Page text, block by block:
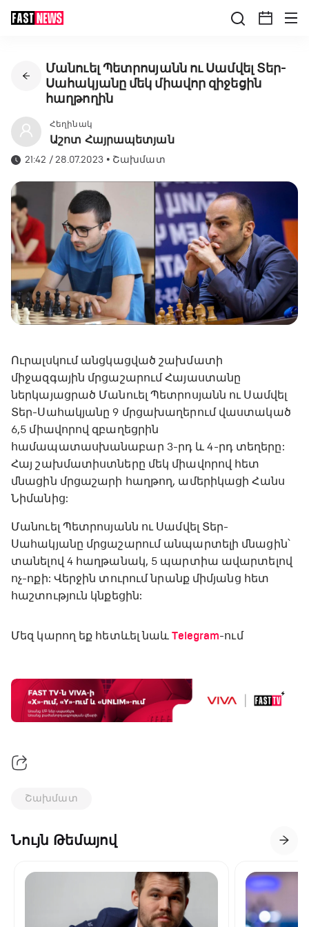
Մանուել Պետրոսյանն ու Սամվել Տեր-
Սահակյանը մեկ միավոր զիջեցին
հաղթողին
Հեղինակ
Աշոտ Հայրապետյան
21:42 / 28.07.2023 • Շախմատ
Ուրալսկում անցկացված շախմատի
միջազգային մրցաշարում Հայաստանը
ներկայացրած Մանուել Պետրոսյանն ու Սամվել
Տեր-Սահակյանը 9 մրցախաղերում վաստակած
6,5 միավորով զբաղեցրին
համապատասխանաբար 3-րդ և 4-րդ տեղերը:
Հայ շախմատիստները մեկ միավորով հետ
մնացին մրցաշարի հաղթող, ամերիկացի Հանս
Նիմանից:
Մանուել Պետրոսյանն ու Սամվել Տեր-
Սահակյանը մրցաշարում անպարտելի մնացին՝
տանելով 4 հաղթանակ, 5 պարտիա ավարտելով
ոչ-ոքի: Վերջին տուրում նրանք միմյանց հետ
հաշտություն կնքեցին:
Մեզ կարող եք հետևել նաև Telegram-ում
Շախմատ
Նույն Թեմայով